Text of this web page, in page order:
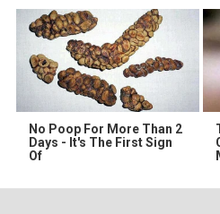
No Poop For More Than 2
Days - It's The First Sign
Of